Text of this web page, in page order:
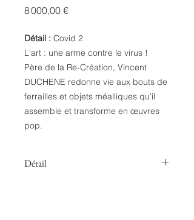
8 000,00 €Prix
Détail : Covid 2
L'art : une arme contre le virus !
Père de la Re-Création, Vincent
DUCHENE redonne vie aux bouts de
ferrailles et objets méalliques qu'il
assemble et transforme en œuvres
pop.
Détail